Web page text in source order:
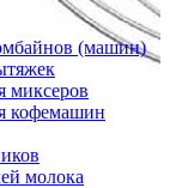
(машин)
миксеров
кофемашин
молока